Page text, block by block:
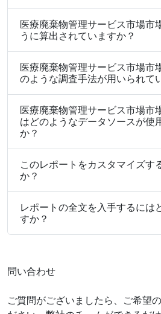
医療廃棄物管理サービス市場市
うに算出されていますか？
医療廃棄物管理サービス市場市
のような調査手法が用いられて
医療廃棄物管理サービス市場市
はどのようなデータソースが使
か？
このレポートをカスタマイズす
か？
レポートの全文を入手するには
すか？
問い合わせ
ご質問がございましたら、ご希望